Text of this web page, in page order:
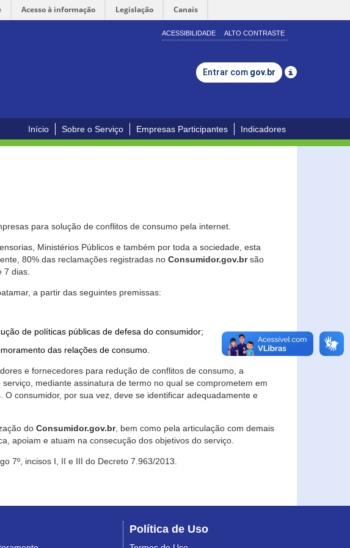
Acesso à informação Legislação Canais
ACESSIBILIDADE ALTO CONTRASTE
Entrar com gov.br
Início Sobre o Serviço Empresas Participantes Indicadores
para solução de conflitos de consumo pela internet.
Ministérios Públicos e também por toda a sociedade, esta
80% das reclamações registradas no Consumidor.gov.brsão
dias.
a partir das seguintes premissas:
de políticas públicas de defesa do consumidor;
das relações de consumo.
e fornecedores para redução de conflitos de consumo, a
mediante assinatura de termo no qual se comprometem em
consumidor, por sua vez, deve se identificar adequadamente e
do Consumidor.gov.br, bem como pela articulação com demais
apoiam e atuam na consecução dos objetivos do serviço.
7º, incisos I, II e III do Decreto 7.963/2013.
Política de Uso